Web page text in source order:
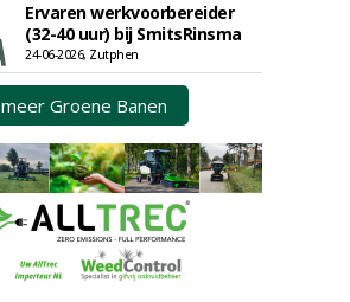
Ervaren werkvoorbereider
(32-40 uur) bij SmitsRinsma
24-06-2026, Zutphen
meer Groene Banen